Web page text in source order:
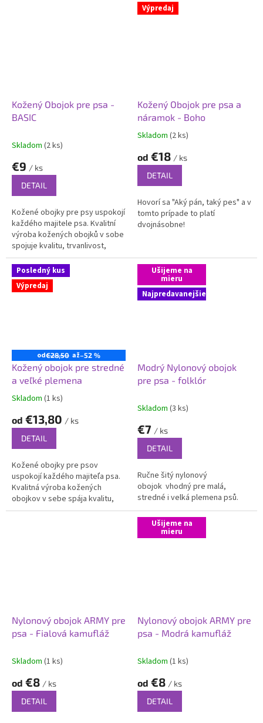
priateľa.
Kožený Obojok pre psa -
BASIC
Skladom (2 ks)
€9 / ks
DETAIL
Kožené obojky pre psy uspokojí
každého majitele psa. Kvalitní
výroba kožených obojků v sobe
spojuje kvalitu, trvanlivost,
skvelé prevedení a luxusne
vyhlížející design.
Výpredaj
Kožený Obojok pre psa a
náramok - Boho
Priemerné
produktu
5,0
5
hviezdičiek.
Skladom (2 ks)
od €18 / ks
DETAIL
Hovorí sa "Aký pán, taký pes" a v
tomto prípade to platí
dvojnásobne!
Posledný kus
Výpredaj
od€28,50 až–52 %
Kožený obojok pre stredné
a veľké plemena
Priemerné
produktu
5,0
5
hviezdičiek.
Skladom (1 ks)
od €13,80 / ks
DETAIL
Kožené obojky pre psov
uspokojí každého majiteľa psa.
Kvalitná výroba kožených
obojkov v sebe spája kvalitu,
trvanlivosť, skvelé prevedenie
Ušijeme na
mieru
Najpredavanejšie
Modrý Nylonový obojok
pre psa - folklór
Skladom (3 ks)
€7 / ks
DETAIL
Ručne šitý nylonový
obojok vhodný pre malá,
stredné i velká plemena psů.
Nylonový obojok ARMY pre
psa - Fialová kamufláž
Skladom (1 ks)
od €8 / ks
DETAIL
Ušijeme na
mieru
Nylonový obojok ARMY pre
psa - Modrá kamufláž
Skladom (1 ks)
od €8 / ks
DETAIL